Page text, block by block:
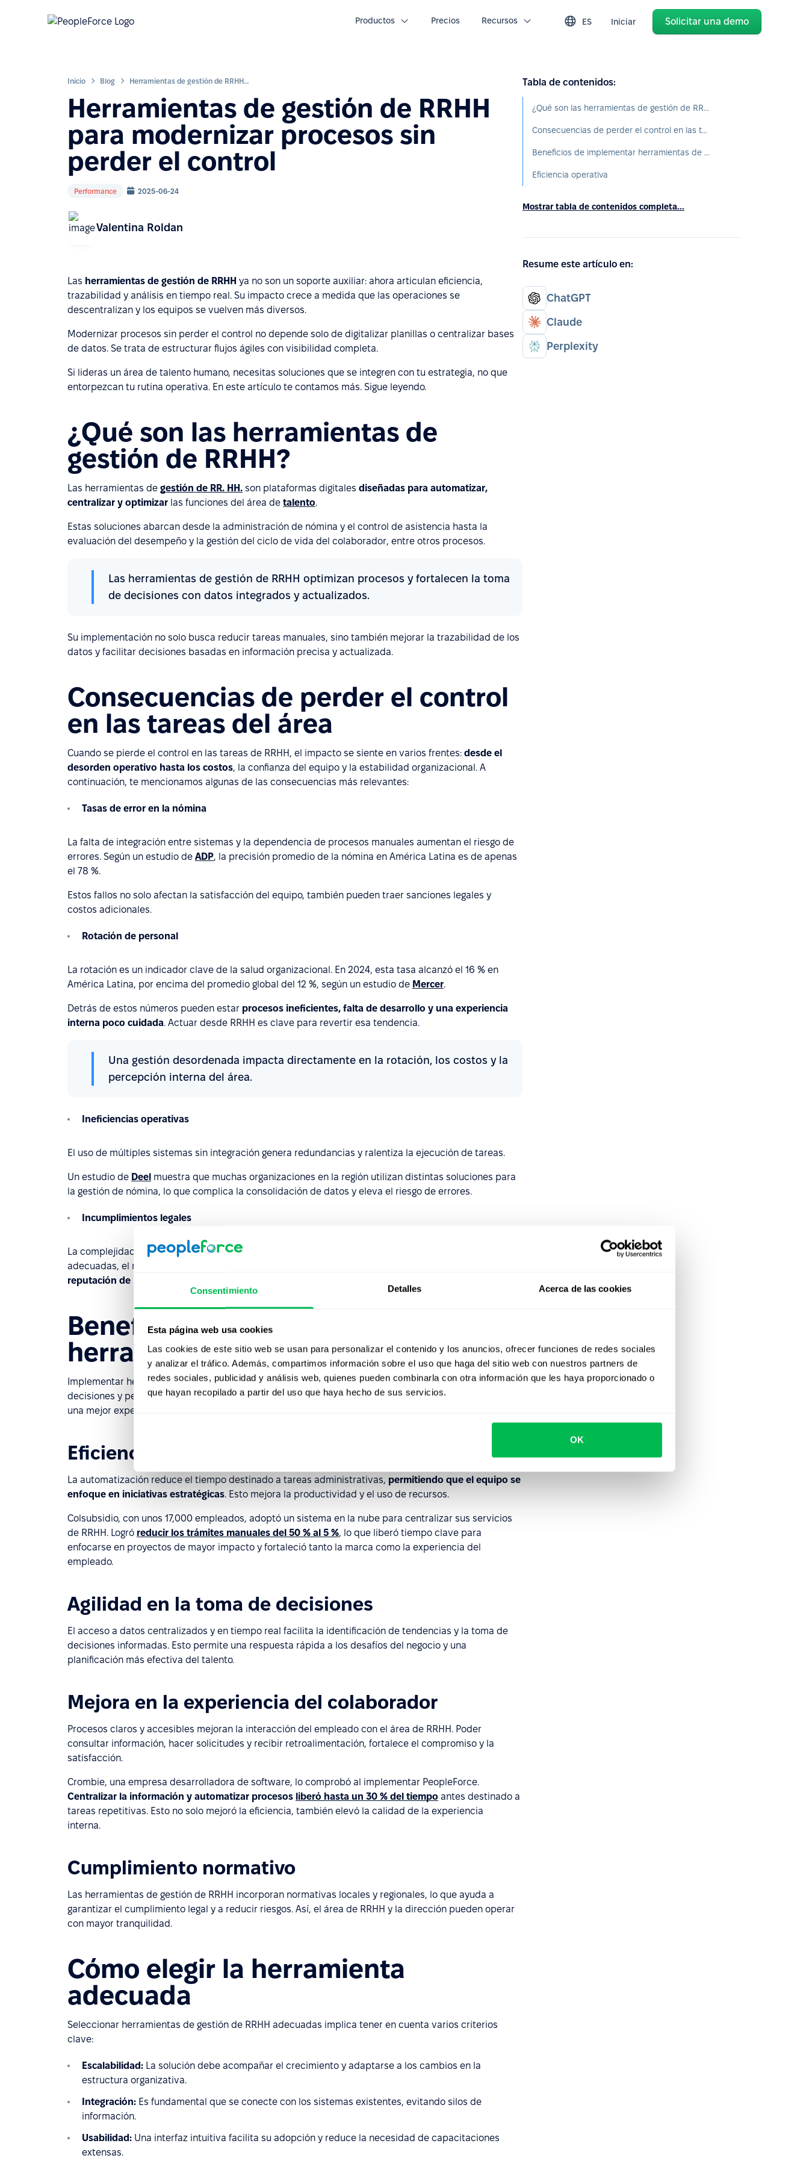
Consentimiento Detalles Acerca de las cookies
Esta página web usa cookies
Las cookies de este sitio web se usan para personalizar el contenido y los anuncios, ofrecer funciones de redes sociales
y analizar el tráfico. Además, compartimos información sobre el uso que haga del sitio web con nuestros partners de
redes sociales, publicidad y análisis web, quienes pueden combinarla con otra información que les haya proporcionado o
que hayan recopilado a partir del uso que haya hecho de sus servicios.
OK
Productos Precios Recursos ES Iniciar Solicitar una demo
Inicio Blog Herramientas de gestión de RRHH para modernizar procesos sin perder el control
Herramientas de gestión de RRHH
para modernizar procesos sin
perder el control
Performance 2025-06-24
Valentina Roldan
Las herramientas de gestión de RRHH ya no son un soporte auxiliar: ahora articulan eficiencia,
trazabilidad y análisis en tiempo real. Su impacto crece a medida que las operaciones se
descentralizan y los equipos se vuelven más diversos.
Modernizar procesos sin perder el control no depende solo de digitalizar planillas o centralizar bases
de datos. Se trata de estructurar flujos ágiles con visibilidad completa.
Si lideras un área de talento humano, necesitas soluciones que se integren con tu estrategia, no que
entorpezcan tu rutina operativa. En este artículo te contamos más. Sigue leyendo.
¿Qué son las herramientas de
gestión de RRHH?
Las herramientas de gestión de RR. HH. son plataformas digitales diseñadas para automatizar,
centralizar y optimizar las funciones del área de talento.
Estas soluciones abarcan desde la administración de nómina y el control de asistencia hasta la
evaluación del desempeño y la gestión del ciclo de vida del colaborador, entre otros procesos.
Las herramientas de gestión de RRHH optimizan procesos y fortalecen la toma
de decisiones con datos integrados y actualizados.
Su implementación no solo busca reducir tareas manuales, sino también mejorar la trazabilidad de los
datos y facilitar decisiones basadas en información precisa y actualizada.
Consecuencias de perder el control
en las tareas del área
Cuando se pierde el control en las tareas de RRHH, el impacto se siente en varios frentes: desde el
desorden operativo hasta los costos, la confianza del equipo y la estabilidad organizacional. A
continuación, te mencionamos algunas de las consecuencias más relevantes:
Tasas de error en la nómina
La falta de integración entre sistemas y la dependencia de procesos manuales aumentan el riesgo de
errores. Según un estudio de ADP, la precisión promedio de la nómina en América Latina es de apenas
el 78 %.
Estos fallos no solo afectan la satisfacción del equipo, también pueden traer sanciones legales y
costos adicionales.
Rotación de personal
La rotación es un indicador clave de la salud organizacional. En 2024, esta tasa alcanzó el 16 % en
América Latina, por encima del promedio global del 12 %, según un estudio de Mercer.
Detrás de estos números pueden estar procesos ineficientes, falta de desarrollo y una experiencia
interna poco cuidada. Actuar desde RRHH es clave para revertir esa tendencia.
Una gestión desordenada impacta directamente en la rotación, los costos y la
percepción interna del área.
Ineficiencias operativas
El uso de múltiples sistemas sin integración genera redundancias y ralentiza la ejecución de tareas.
Un estudio de Deel muestra que muchas organizaciones en la región utilizan distintas soluciones para
la gestión de nómina, lo que complica la consolidación de datos y eleva el riesgo de errores.
Incumplimientos legales
La complejidad de las normativas laborales en la región exige una gestión precisa. Sin las herramientas
adecuadas, el margen de error crece, con consecuencias legales y
reputación de la empresa
Beneficios de implementar
herramientas de gestión de RRHH
Implementar herramientas de gestión de RRHH impulsa mejoras concretas en la coordinación, agiliza
decisiones y permite una visión integral del talento. Sus efectos se traducen en eficiencia operativa y
una mejor experiencia laboral.
Eficiencia operativa
La automatización reduce el tiempo destinado a tareas administrativas, permitiendo que el equipo se
enfoque en iniciativas estratégicas. Esto mejora la productividad y el uso de recursos.
Colsubsidio, con unos 17,000 empleados, adoptó un sistema en la nube para centralizar sus servicios
de RRHH. Logró reducir los trámites manuales del 50 % al 5 %, lo que liberó tiempo clave para
enfocarse en proyectos de mayor impacto y fortaleció tanto la marca como la experiencia del
empleado.
Agilidad en la toma de decisiones
El acceso a datos centralizados y en tiempo real facilita la identificación de tendencias y la toma de
decisiones informadas. Esto permite una respuesta rápida a los desafíos del negocio y una
planificación más efectiva del talento.
Mejora en la experiencia del colaborador
Procesos claros y accesibles mejoran la interacción del empleado con el área de RRHH. Poder
consultar información, hacer solicitudes y recibir retroalimentación, fortalece el compromiso y la
satisfacción.
Crombie, una empresa desarrolladora de software, lo comprobó al implementar PeopleForce.
Centralizar la información y automatizar procesos liberó hasta un 30 % del tiempo antes destinado a
tareas repetitivas. Esto no solo mejoró la eficiencia, también elevó la calidad de la experiencia
interna.
Cumplimiento normativo
Las herramientas de gestión de RRHH incorporan normativas locales y regionales, lo que ayuda a
garantizar el cumplimiento legal y a reducir riesgos. Así, el área de RRHH y la dirección pueden operar
con mayor tranquilidad.
Cómo elegir la herramienta
adecuada
Seleccionar herramientas de gestión de RRHH adecuadas implica tener en cuenta varios criterios
clave:
Escalabilidad: La solución debe acompañar el crecimiento y adaptarse a los cambios en la
estructura organizativa.
Integración: Es fundamental que se conecte con los sistemas existentes, evitando silos de
información.
Usabilidad: Una interfaz intuitiva facilita su adopción y reduce la necesidad de capacitaciones
extensas.
Tabla de contenidos:
¿Qué son las herramientas de gestión de RRHH?
Consecuencias de perder el control en las tareas del área
Beneficios de implementar herramientas de gestión de RRHH
Eficiencia operativa
Mostrar tabla de contenidos completa...
Resume este artículo en:
ChatGPT
Claude
Perplexity